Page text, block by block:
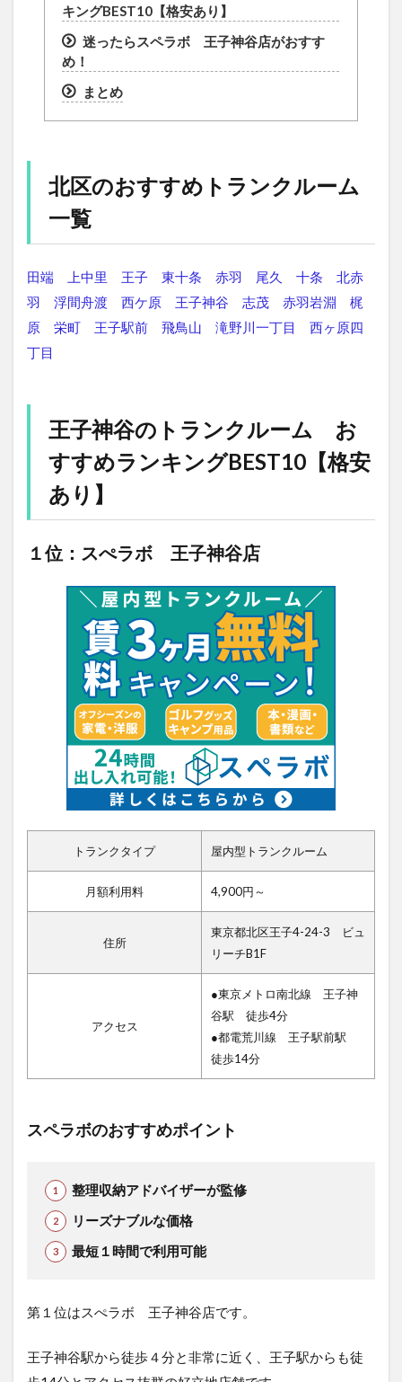
キングBEST10【格安あり】
迷ったらスペラボ 王子神谷店がおすす
め！
まとめ
北区のおすすめトランクルーム
一覧
田端 上中里 王子 東十条 赤羽 尾久 十条
北赤
羽
浮間舟渡 西ケ原 王子神谷 志茂 赤羽岩淵
梶
原
栄町 王子駅前 飛鳥山 滝野川一丁目
西ヶ原四
丁目
王子神谷のトランクルーム お
すすめランキングBEST10【格安
あり】
１位：スぺラボ 王子神谷店
トランクタイプ 屋内型トランクルーム
月額利用料 4,900円～
住所
東京都北区王子4-24-3 ビュ
リーチB1F
アクセス
●東京メトロ南北線 王子神
谷駅 徒歩4分
●都電荒川線 王子駅前駅
徒歩14分
スペラボのおすすめポイント
整理収納アドバイザーが監修
リーズナブルな価格
最短１時間で利用可能
第１位はスぺラボ 王子神谷店です。
王子神谷駅から徒歩４分と非常に近く、王子駅からも徒